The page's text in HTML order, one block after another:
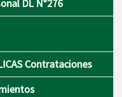
DL N°276
Contrataciones